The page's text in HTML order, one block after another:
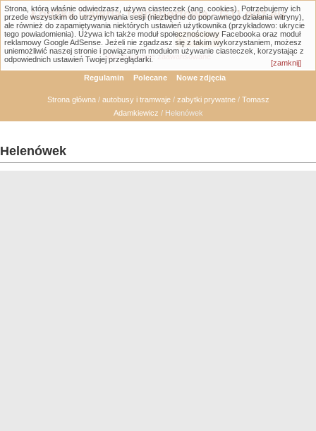
Łódzka Galeria Transportowa - GTLodz.eu
Wyszukiwanie zaawansowane
Regulamin Polecane Nowe zdjęcia
Strona główna/ autobusy i tramwaje/ zabytki prywatne/ Tomasz
Adamkiewicz / Helenówek
Helenówek
Strona, którą właśnie odwiedzasz, używa ciasteczek (ang. cookies). Potrzebujemy ich
przede wszystkim do utrzymywania sesji (niezbędne do poprawnego działania witryny),
ale również do zapamiętywania niektórych ustawień użytkownika (przykładowo: ukrycie
tego powiadomienia). Używa ich także moduł społecznościowy Facebooka oraz moduł
reklamowy Google AdSense. Jeżeli nie zgadzasz się z takim wykorzystaniem, możesz
uniemożliwić naszej stronie i powiązanym modułom używanie ciasteczek, korzystając z
odpowiednich ustawień Twojej przeglądarki.
[zamknij]